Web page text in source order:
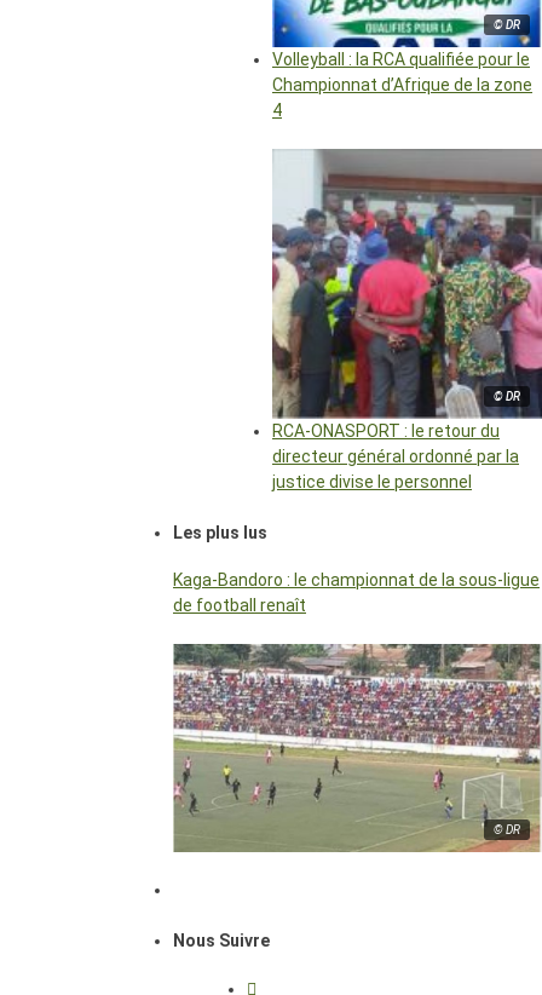
© DR
Volleyball : la RCA qualifiée pour le
Championnat d’Afrique de la zone
4
© DR
RCA-ONASPORT : le retour du
directeur général ordonné par la
justice divise le personnel
Les plus lus
Kaga-Bandoro : le championnat de la sous-ligue
de football renaît
© DR
Nous Suivre